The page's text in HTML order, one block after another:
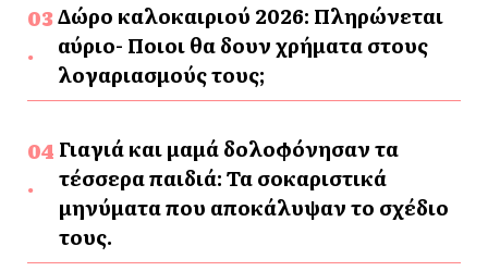
Δώρο καλοκαιριού 2026: Πληρώνεται
αύριο- Ποιοι θα δουν χρήματα στους
λογαριασμούς τους;
Γιαγιά και μαμά δολοφόνησαν τα
τέσσερα παιδιά: Τα σοκαριστικά
μηνύματα που αποκάλυψαν το σχέδιο
τους.